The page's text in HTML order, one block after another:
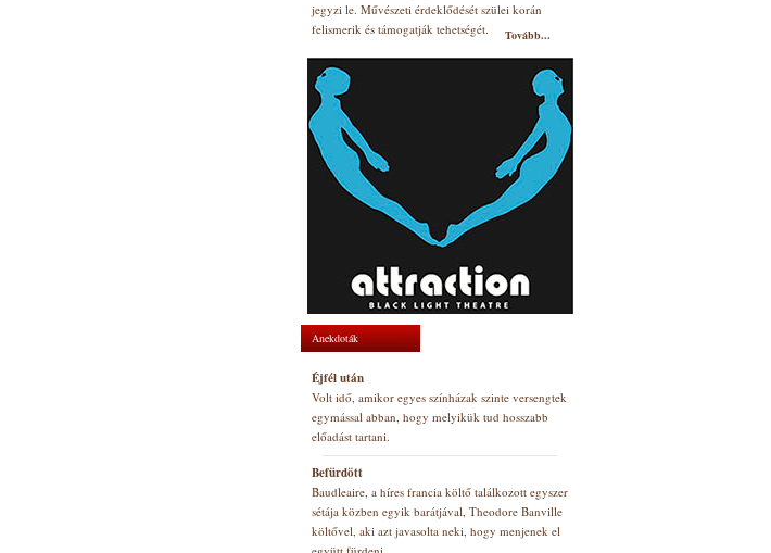
jegyzi le. Művészeti érdeklődését szülei korán
felismerik és támogatják tehetségét.
Tovább...
Anekdoták
Éjfél után
Volt idő, amikor egyes színházak szinte versengtek
egymással abban, hogy melyikük tud hosszabb
előadást tartani.
Befürdött
Baudleaire, a híres francia költő találkozott egyszer
sétája közben egyik barátjával, Theodore Banville
költővel, aki azt javasolta neki, hogy menjenek el